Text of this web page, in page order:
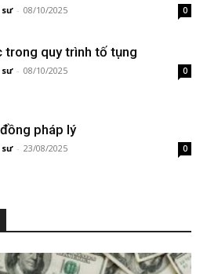
sư - 08/10/2025 0
trong quy trình tố tụng
sư - 08/10/2025 0
pháp lý
sư - 23/08/2025 0